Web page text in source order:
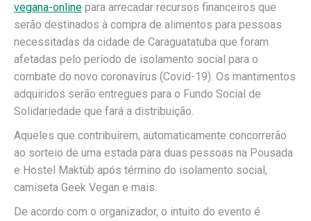
vegana-online para arrecadar recursos financeiros que
serão destinados à compra de alimentos para pessoas
necessitadas da cidade de Caraguatatuba que foram
afetadas pelo período de isolamento social para o
combate do novo coronavírus (Covid-19). Os mantimentos
adquiridos serão entregues para o Fundo Social de
Solidariedade que fará a distribuição.
Aqueles que contribuírem, automaticamente concorrerão
ao sorteio de uma estada para duas pessoas na Pousada
e Hostel Maktüb após término do isolamento social,
camiseta Geek Vegan e mais.
De acordo com o organizador, o intuito do evento é